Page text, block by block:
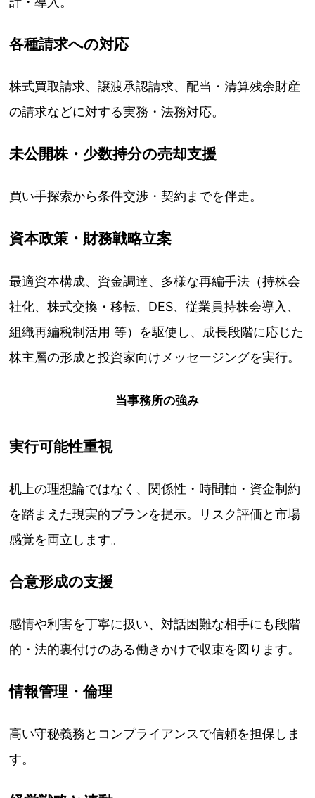
各種請求への対応
株式買取請求、譲渡承認請求、配当・清算残余財産
の請求などに対する実務・法務対応。
未公開株・少数持分の売却支援
買い手探索から条件交渉・契約までを伴走。
資本政策・財務戦略立案
最適資本構成、資金調達、多様な再編手法（持株会
社化、株式交換・移転、DES、従業員持株会導入、
組織再編税制活用 等）を駆使し、成長段階に応じた
株主層の形成と投資家向けメッセージングを実行。
当事務所の強み
実行可能性重視
机上の理想論ではなく、関係性・時間軸・資金制約
を踏まえた現実的プランを提示。リスク評価と市場
感覚を両立します。
合意形成の支援
感情や利害を丁寧に扱い、対話困難な相手にも段階
的・法的裏付けのある働きかけで収束を図ります。
情報管理・倫理
高い守秘義務とコンプライアンスで信頼を担保しま
す。